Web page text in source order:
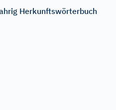
Herkunftswörterbuch